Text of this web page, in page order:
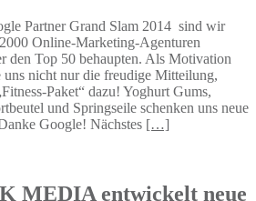
Partner Grand Slam 2014 sind wir
Online-Marketing-Agenturen
den Top 50 behaupten. Als Motivation
nicht nur die freudige Mitteilung,
Paket“ dazu! Yoghurt Gums,
und Springseile schenken uns neue
Google! Nächstes […]
MEDIA entwickelt neue